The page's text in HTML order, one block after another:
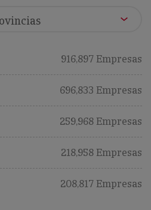
916,897 Empresas
696,833 Empresas
259,968 Empresas
218,958 Empresas
208,817 Empresas